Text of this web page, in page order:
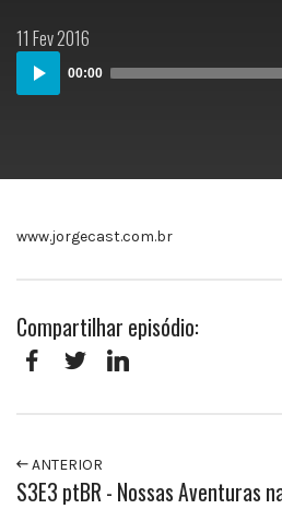
Postado
em:
11 Fev 2016
Audio
Player
00:00
www.jorgecast.com.br
Compartilhar episódio:
Facebook
ANTERIOR
S3E3 ptBR - Nossas Aventuras